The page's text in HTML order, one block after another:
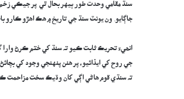
سنڌ مقامي وحدت طور ٻيهر بحال ٿي پر جيڪي
جاڳايو. ون يونٽ سنڌ جي تاريخ ۾ ھڪ اھڙو ڪارو
انھيءَ تحريڪ ثابت ڪيو تہ سنڌ کي ختم ڪرڻ وارا
جي روح کي ايذائيو، پر ھنن پنهنجي وجود کي
تہ سنڌي قوم ھاڻي اڳي کان وڌيڪ سخت مزاحمت